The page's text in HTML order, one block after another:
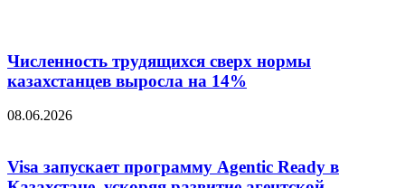
Численность трудящихся сверх нормы
казахстанцев выросла на 14%
08.06.2026
Visa запускает программу Agentic Ready в